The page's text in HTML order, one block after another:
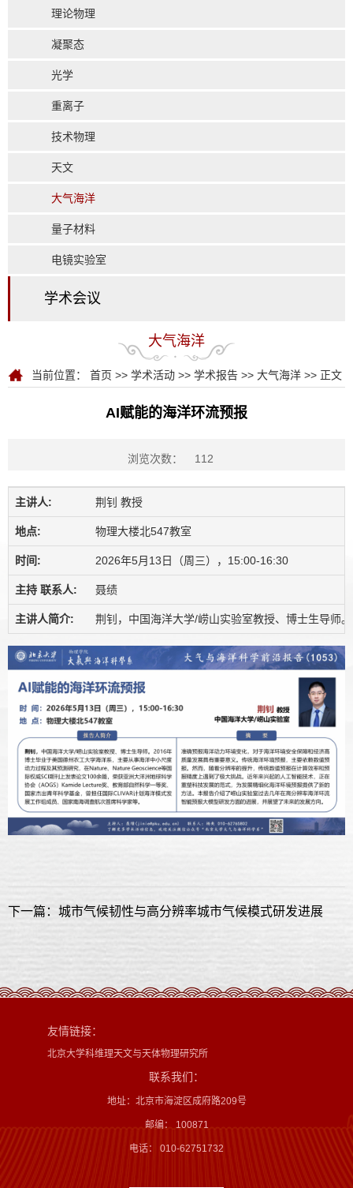
理论物理
凝聚态
光学
重离子
技术物理
天文
大气海洋
量子材料
电镜实验室
学术会议
大气海洋
当前位置： 首页 >> 学术活动 >> 学术报告 >> 大气海洋 >> 正文
AI赋能的海洋环流预报
浏览次数： 112
主讲人: 荆钊 教授
地点: 物理大楼北547教室
时间: 2026年5月13日（周三），15:00-16:30
主持 联系人: 聂绩
主讲人简介: 荆钊，中国海洋大学/崂山实验室教授、博士生导师
下一篇：城市气候韧性与高分辨率城市气候模式研发进展
友情链接：
北京大学科维理天文与天体物理研究所
联系我们：
地址：北京市海淀区成府路209号
邮编： 100871
电话： 010-62751732